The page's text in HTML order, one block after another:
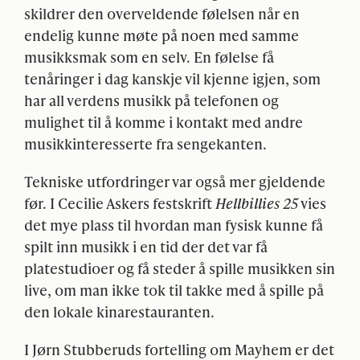
skildrer den overveldende følelsen når en
endelig kunne møte på noen med samme
musikksmak som en selv. En følelse få
tenåringer i dag kanskje vil kjenne igjen, som
har all verdens musikk på telefonen og
mulighet til å komme i kontakt med andre
musikkinteresserte fra sengekanten.
Tekniske utfordringer var også mer gjeldende
før. I Cecilie Askers festskriftHellbillies 25vies
det mye plass til hvordan man fysisk kunne få
spilt inn musikk i en tid der det var få
platestudioer og få steder å spille musikken sin
live, om man ikke tok til takke med å spille på
den lokale kinarestauranten.
I Jørn Stubberuds fortelling om Mayhem er det